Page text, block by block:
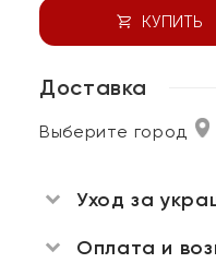
КУПИТЬ
Доставка
Выберите город
Уход за
Оплата и